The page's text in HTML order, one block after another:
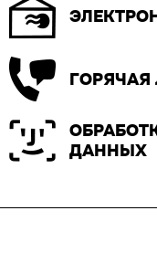
ГОРЯЧАЯ
ДАННЫХ